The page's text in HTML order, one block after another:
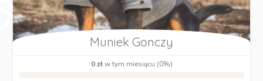
Muniek Gonczy
0 złw tym miesiącu (0%)